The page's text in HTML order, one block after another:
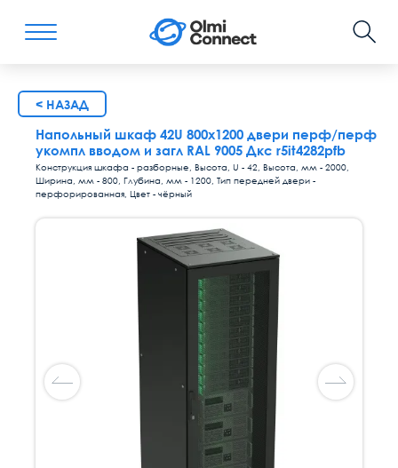
< НАЗАД
Напольный шкаф 42U 800х1200 двери перф/перф
укомпл вводом и загл RAL 9005 Дкс r5it4282pfb
Конструкция шкафа - разборные, Высота, U - 42, Высота, мм - 2000,
Ширина, мм - 800, Глубина, мм - 1200, Тип передней двери -
перфорированная, Цвет - чёрный